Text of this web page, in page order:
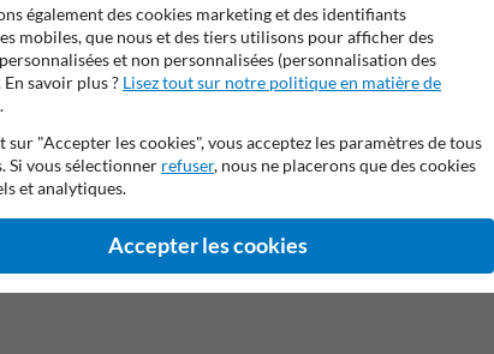
Bureaux
Environnement
constructeur Adapté à usage
également des cookies marketing et des identifiants
mobiles, que nous et des tiers utilisons pour afficher des
et non personnalisées (personnalisation des
En savoir plus ? Lisez tout sur notre politique en matière de
.
sur "Accepter les cookies", vous acceptez les paramètres de tous
Si vous sélectionner refuser, nous ne placerons que des cookies
et analytiques.
Accepter les cookies